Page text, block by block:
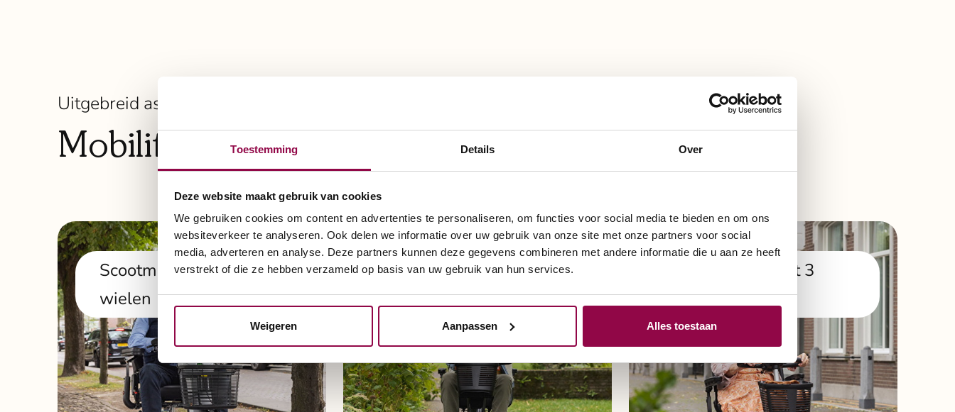
Toestemming Details Over
Deze website maakt gebruik van cookies
We gebruiken cookies om content en advertenties te personaliseren, om functies voor social media te bieden en om ons
websiteverkeer te analyseren. Ook delen we informatie over uw gebruik van onze site met onze partners voor social
media, adverteren en analyse. Deze partners kunnen deze gegevens combineren met andere informatie die u aan ze heeft
verstrekt of die ze hebben verzameld op basis van uw gebruik van hun services.
Weigeren Aanpassen Alles toestaan
Uitgebreid assortiment scootmobielen
Mobiliteit die past bij uw manier van leven
Scootmobiel met 5
wielen
Scootmobiel met 4
wielen
Scootmobiel met 3
wielen